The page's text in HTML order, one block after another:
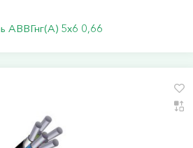
АВВГнг(А) 5х6 0,66